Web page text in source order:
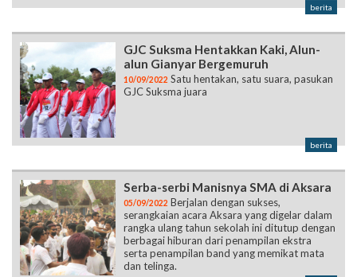
berita
GJC Suksma Hentakkan Kaki, Alun-
alun Gianyar Bergemuruh
10/09/2022 Satu hentakan, satu suara, pasukan
GJC Suksma juara
berita
Serba-serbi Manisnya SMA di Aksara
05/09/2022 Berjalan dengan sukses,
serangkaian acara Aksara yang digelar dalam
rangka ulang tahun sekolah ini ditutup dengan
berbagai hiburan dari penampilan ekstra
serta penampilan band yang memikat mata
dan telinga.